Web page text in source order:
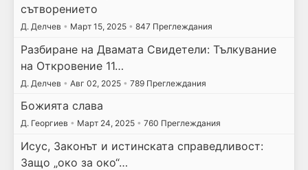
сътворението
Д. Делчев • Март 15, 2025 • 847 Преглеждания
Разбиране на Двамата Свидетели: Тълкувание
на Откровение 11…
Д. Делчев • Авг 02, 2025 • 789 Преглеждания
Божията слава
Д. Георгиев • Март 24, 2025 • 760 Преглеждания
Исус, Законът и истинската справедливост:
Защо „око за око“…